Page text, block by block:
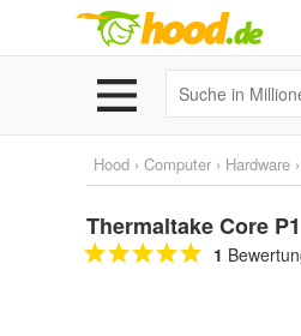
Hood › Computer › Hardware ›
Thermaltake Core
1